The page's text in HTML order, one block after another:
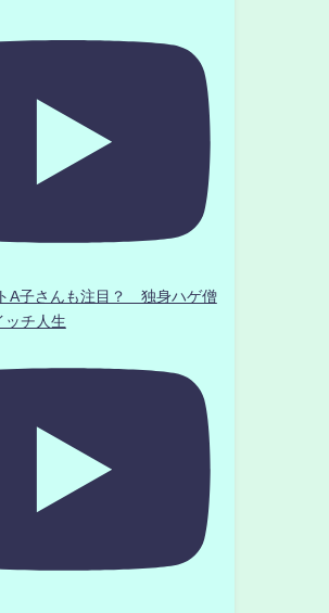
A子さんも注目？ 独身ハゲ僧
ッチ人生